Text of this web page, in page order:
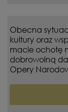
Obecna
kultury oraz
macie ochotę
dobrowolną
Opery